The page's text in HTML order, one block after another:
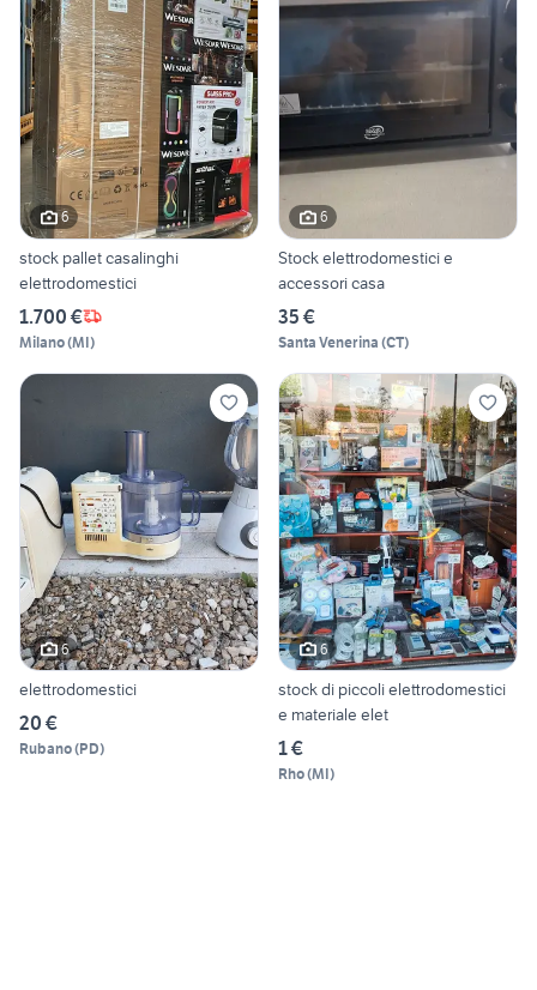
6
stock pallet casalinghi
elettrodomestici
1.700 €
Milano(MI)
6
Stock elettrodomestici e
accessori casa
35 €
Santa Venerina (CT)
6
elettrodomestici
20 €
Rubano(PD)
6
stock di piccoli elettrodomestici
e materiale elet
1 €
Rho(MI)